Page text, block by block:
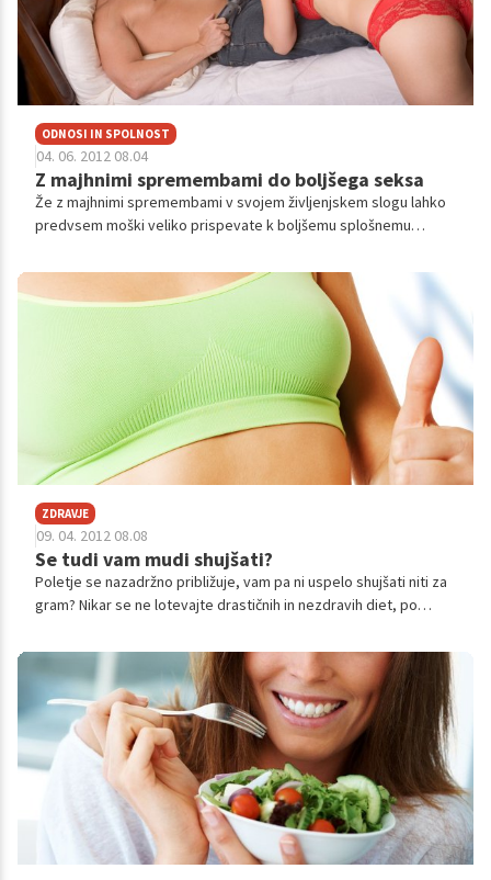
ODNOSI IN SPOLNOST
04. 06. 2012 08.04
Z majhnimi spremembami do boljšega seksa
Že z majhnimi spremembami v svojem življenjskem slogu lahko
predvsem moški veliko prispevate k boljšemu splošnemu
ZDRAVJE
09. 04. 2012 08.08
Se tudi vam mudi shujšati?
Poletje se nazadržno približuje, vam pa ni uspelo shujšati niti za
gram? Nikar se ne lotevajte drastičnih in nezdravih diet, po
ampak se projekta 'hujšanje' raje lotite z glavo, časa je še dovolj.